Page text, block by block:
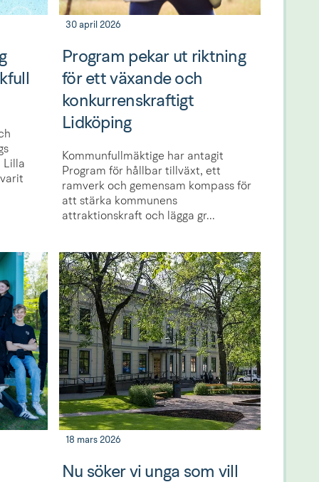
Lilla
30 april 2026
Program pekar ut riktning
för ett växande och
konkurrenskraftigt
Lidköping
Kommunfullmäktige har antagit
Program för hållbar tillväxt, ett
ramverk och gemensam kompass för
att stärka kommunens
attraktionskraft och lägga gr...
18 mars 2026
Nu söker vi unga som vill